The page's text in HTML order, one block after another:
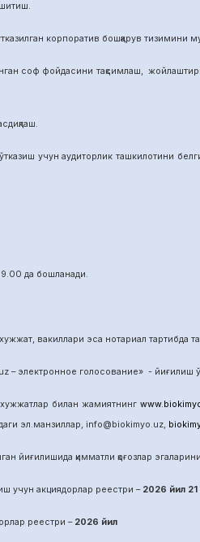
корпоратив бошқарув тизимини
фойдасини тақсимлаш,
учун аудиторлик ташкилотини
да бошланади.
вакиллари эса нотариал тартибда
– электронное голосование» -
билан жамиятнинг
эл.манзиллар, info@biokimyo.uz,
йиғилишида қимматли қоғозлар
учун акциядорлар реестри – 2026 йил 21
реестри – 2026 йил